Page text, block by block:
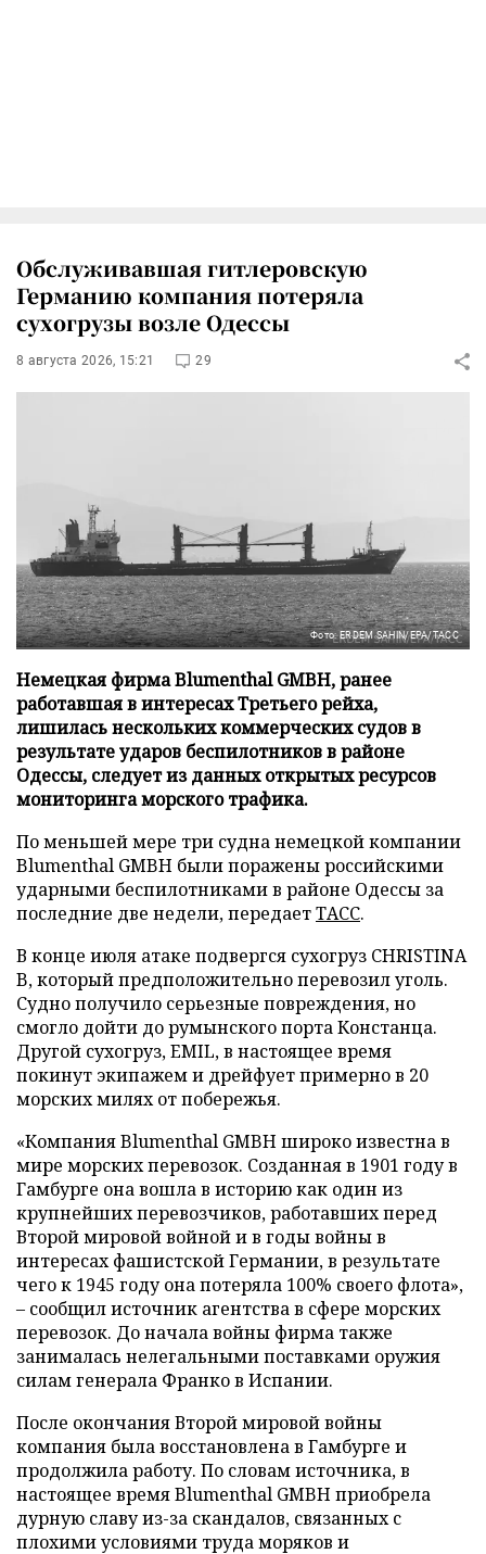
Обслуживавшая гитлеровскую
Германию компания потеряла
сухогрузы возле Одессы
8 августа 2026, 15:21 29
Фото: ERDEM SAHIN/EPA/ТАСС
Немецкая фирма Blumenthal GMBH, ранее
работавшая в интересах Третьего рейха,
лишилась нескольких коммерческих судов в
результате ударов беспилотников в районе
Одессы, следует из данных открытых ресурсов
мониторинга морского трафика.
По меньшей мере три судна немецкой компании
Blumenthal GMBH были поражены российскими
ударными беспилотниками в районе Одессы за
последние две недели, передаетТАСС.
В конце июля атаке подвергся сухогруз CHRISTINA
B, который предположительно перевозил уголь.
Судно получило серьезные повреждения, но
смогло дойти до румынского порта Констанца.
Другой сухогруз, EMIL, в настоящее время
покинут экипажем и дрейфует примерно в 20
морских милях от побережья.
«Компания Blumenthal GMBH широко известна в
мире морских перевозок. Созданная в 1901 году в
Гамбурге она вошла в историю как один из
крупнейших перевозчиков, работавших перед
Второй мировой войной и в годы войны в
интересах фашистской Германии, в результате
чего к 1945 году она потеряла 100% своего флота»,
– сообщил источник агентства в сфере морских
перевозок. До начала войны фирма также
занималась нелегальными поставками оружия
силам генерала Франко в Испании.
После окончания Второй мировой войны
компания была восстановлена в Гамбурге и
продолжила работу. По словам источника, в
настоящее время Blumenthal GMBH приобрела
дурную славу из-за скандалов, связанных с
плохими условиями труда моряков и